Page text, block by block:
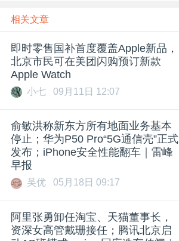
相关文章
即时零售国补首度覆盖Apple新品，
北京市民可在美团闪购预订新款
Apple Watch
小七 09月11日 12:07
​俞敏洪称新东方所有地面业务基本
停止；华为P50 Pro“5G通信壳”正式
发布；iPhone安全性能翻车｜雷峰
早报
吴优 05月18日 09:17
阿里张勇卸任淘宝、天猫董事长，
资深女高管戴珊接任；腾讯北京启